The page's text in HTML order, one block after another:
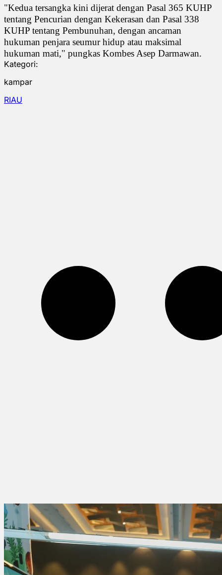
"Kedua tersangka kini dijerat dengan Pasal 365 KUHP
tentang Pencurian dengan Kekerasan dan Pasal 338
KUHP tentang Pembunuhan, dengan ancaman
hukuman penjara seumur hidup atau maksimal
hukuman mati," pungkas Kombes Asep Darmawan.
Kategori:
kampar
RIAU